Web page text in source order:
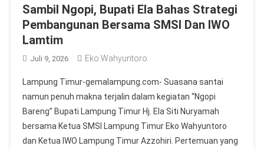
Sambil Ngopi, Bupati Ela Bahas Strategi
Pembangunan Bersama SMSI Dan IWO
Lamtim
Juli 9, 2026 Eko Wahyuntoro
Lampung Timur-gemalampung.com- Suasana santai
namun penuh makna terjalin dalam kegiatan “Ngopi
Bareng” Bupati Lampung Timur Hj. Ela Siti Nuryamah
bersama Ketua SMSI Lampung Timur Eko Wahyuntoro
dan Ketua IWO Lampung Timur Azzohiri. Pertemuan yang